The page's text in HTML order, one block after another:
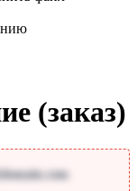
(заказ)